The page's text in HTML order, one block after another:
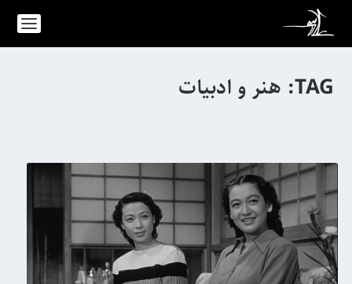
TAG: هنر و ادبیات